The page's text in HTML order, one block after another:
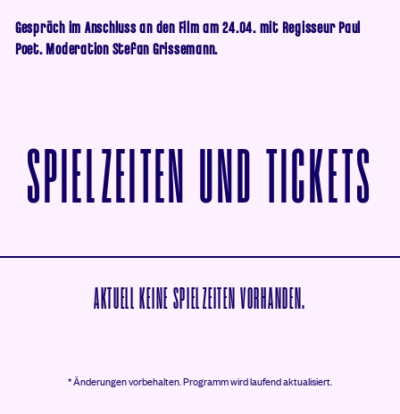
Gespräch im Anschluss an den Film am 24.04. mit Regisseur Paul
Poet. Moderation Stefan Grissemann.
SPIELZEITEN UND TICKETS
AKTUELL KEINE SPIELZEITEN VORHANDEN.
* Änderungen vorbehalten.Programm wird laufend aktualisiert.